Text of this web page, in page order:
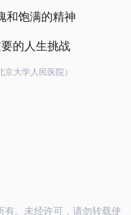
和饱满的精神
的人生挑战
大学人民医院）
。未经许可，请勿转载使